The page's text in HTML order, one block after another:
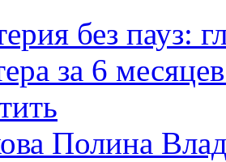
без пауз:
за 6
Полина